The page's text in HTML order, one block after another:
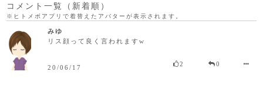
コメント一覧（新着順）
※ヒトメボアプリで着替えたアバターが表示されます。
みゆ
リス顔って良く言われます‪w
20/06/17 2 0